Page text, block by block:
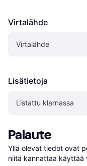
Virtalähde
Virtalähde
Lisätietoja
Listattu klarnassa
Palaute
Yllä olevat tiedot ovat
niitä kannattaa käyttää